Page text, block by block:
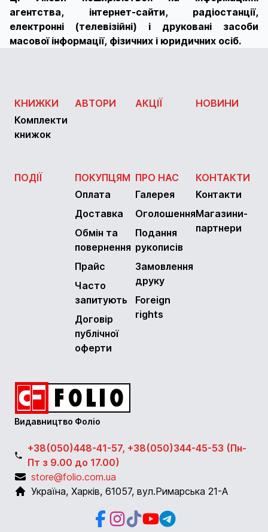
агентства, інтернет-сайти, радіостанції,
електронні (телевізійні) і друковані засоби
масової інформації, фізичних і юридичних осіб.
КНИЖКИ
Комплекти
книжок
АВТОРИ АКЦІЇ НОВИНИ
ПОДІЇ
ПОКУПЦЯМ
Оплата
Доставка
Обмін та
повернення
Прайс
Часто
запитують
Договір
публічної
оферти
ПРО НАС
Галерея
Оголошення
Подання
рукописів
Замовлення
друку
Foreign
rights
КОНТАКТИ
Контакти
Магазини-
партнери
Видавництво Фоліо
+38(050)448-41-57, +38(050)344-45-53 (Пн-
Пт з 9.00 до 17.00)
store@folio.com.ua
Україна, Харків, 61057, вул.Римарська 21-А
Facebook
Instagram
Instagram
YoutubeTelegram